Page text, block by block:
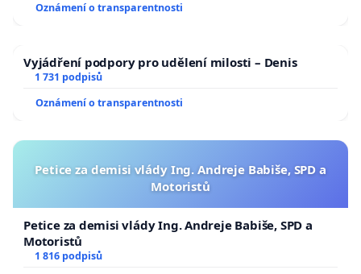
Oznámení o transparentnosti
Vyjádření podpory pro udělení milosti – Denis
1 731 podpisů
Oznámení o transparentnosti
Petice za demisi vlády Ing. Andreje Babiše, SPD a
Motoristů
Petice za demisi vlády Ing. Andreje Babiše, SPD a
Motoristů
1 816 podpisů